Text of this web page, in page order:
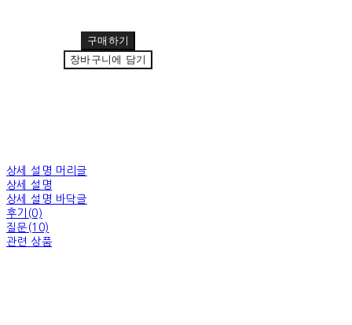
구매하기
장바구니에 담기
상세 설명 머리글
상세 설명
상세 설명 바닥글
후기(0)
질문(10)
관련 상품